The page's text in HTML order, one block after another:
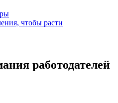
чтобы расти
работодателей